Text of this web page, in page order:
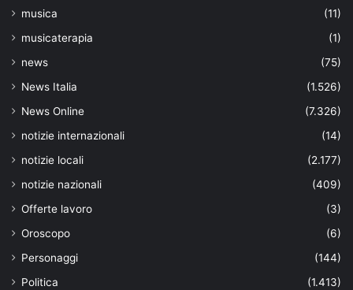
musica
(11)
musicaterapia
(1)
news
(75)
News Italia
(1.526)
News Online
(7.326)
notizie internazionali
(14)
notizie locali
(2.177)
notizie nazionali
(409)
Offerte lavoro
(3)
Oroscopo
(6)
Personaggi
(144)
Politica
(1.413)